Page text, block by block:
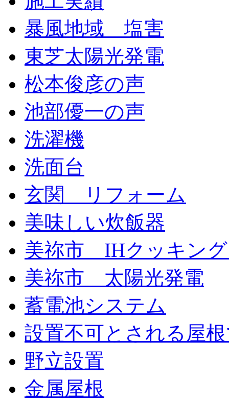
暴風地域 塩害
東芝太陽光発電
松本俊彦の声
池部優一の声
洗濯機
洗面台
玄関 リフォーム
美味しい炊飯器
美祢市 IHクッキン
美祢市 太陽光発電
蓄電池システム
設置不可とされる屋
野立設置
金属屋根